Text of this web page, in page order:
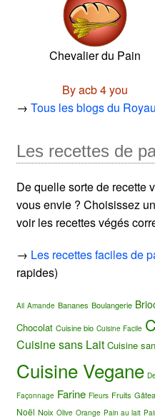
Chevalier du Pain
By acb 4 you
→Tous les blogs du
Les recettes de
De quelle sorte de recette
vous envie ? Choisissez
voir les recettes végés
→ Les recettes faciles de
rapides)
Ail Amande Bananes Boulangerie
Chocolat Cuisine bio Cuisine Facile
Cuisine sans Lait Cuisine
Cuisine Vegane
Façonnage Farine Fleurs Fruits
Noël Noix Olive Orange Pain au lait